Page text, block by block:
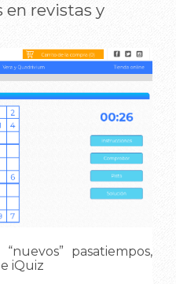
en revistas y
pasatiempos,
iQuiz